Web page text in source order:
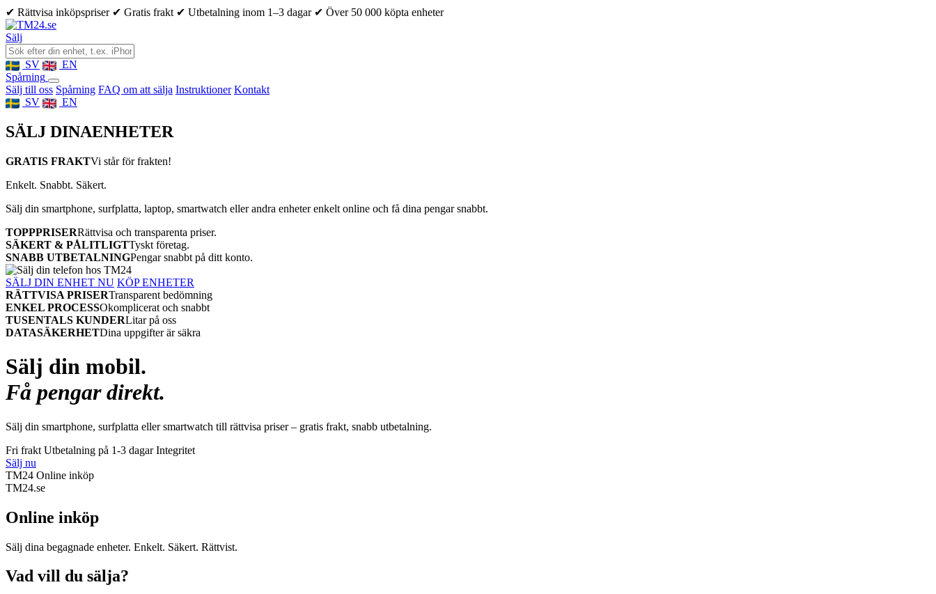
✔ Rättvisa inköpspriser ✔ Gratis frakt ✔ Utbetalning inom 1–3 dagar ✔ Över 50 000 köpta enheter
Sälj
SV
EN
Spårning
Sälj till oss Spårning FAQ om att sälja Instruktioner Kontakt
SV
EN
SÄLJ DINAENHETER
GRATIS FRAKTVi står för frakten!
Enkelt. Snabbt. Säkert.
Sälj din smartphone, surfplatta, laptop, smartwatch eller andra enheter enkelt online och få dina pengar snabbt.
TOPPPRISERRättvisa och transparenta priser.
SÄKERT & PÅLITLIGTTyskt företag.
SNABB UTBETALNINGPengar snabbt på ditt konto.
SÄLJ DIN ENHET NU KÖP ENHETER
RÄTTVISA PRISERTransparent bedömning
ENKEL PROCESSOkomplicerat och snabbt
TUSENTALS KUNDERLitar på oss
DATASÄKERHETDina uppgifter är säkra
Sälj din mobil.
Få pengar direkt.
Sälj din smartphone, surfplatta eller smartwatch till rättvisa priser – gratis frakt, snabb utbetalning.
Fri frakt Utbetalning på 1-3 dagar Integritet
Sälj nu
TM24 Online inköp
TM24.se
Online inköp
Sälj dina begagnade enheter. Enkelt. Säkert. Rättvist.
Vad vill du sälja?